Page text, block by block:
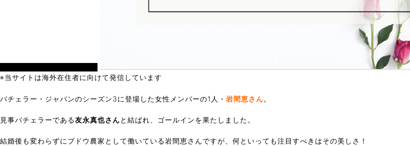
※当サイトは海外在住者に向けて発信しています
バチェラー・ジャパンのシーズン3に登場した女性メンバーの1人・ 岩間恵さん。
見事バチェラーである友永真也さんと結ばれ、ゴールインを果たしました。
結婚後も変わらずにブドウ農家として働いている岩間恵さんですが、何といっても注目すべきはその美しさ！